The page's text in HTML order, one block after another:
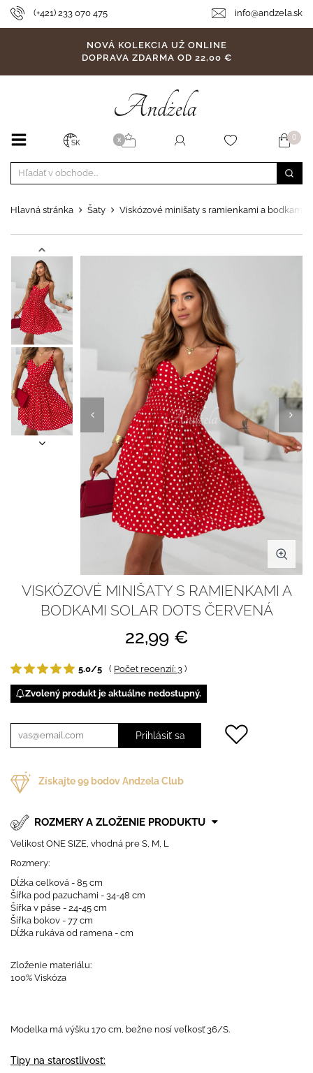
(+421) 233 070 475 info@andzela.sk
NOVÁ KOLEKCIA UŽ ONLINE
DOPRAVA ZDARMA OD 22,00 €
SK X 0
Hlavná stránka Šaty Viskózové minišaty s ramienkami a bodkami
VISKÓZOVÉ MINIŠATY S RAMIENKAMI A
BODKAMI SOLAR DOTS ČERVENÁ
22,99 €
5.0/5 ( Počet recenzií: 3 )
Zvolený produkt je aktuálne nedostupný.
Prihlásiť sa
Získajte99 bodov Andzela Club
ROZMERY A ZLOŽENIE PRODUKTU
Velikost ONE SIZE, vhodná pre S, M, L
Rozmery:
Dĺžka celková - 85 cm
Šířka pod pazuchami - 34-48 cm
Šířka v páse - 24-45 cm
Šířka bokov - 77 cm
Dĺžka rukáva od ramena - cm
Zloženie materiálu:
100% Viskóza
Modelka má výšku 170 cm, bežne nosí veľkosť 36/S.
Tipy na starostlivosť: